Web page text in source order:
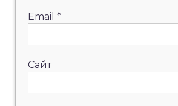
Email *
Сайт